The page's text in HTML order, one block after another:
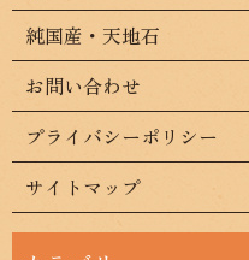
純国産・天地石
お問い合わせ
プライバシーポリシー
サイトマップ